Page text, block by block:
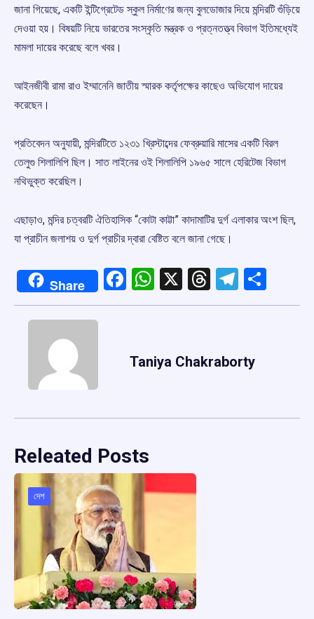
জানা গিয়েছে, একটি ইন্টিগ্রেটেড স্কুল নির্মাণের জন্য বুলডোজার দিয়ে মন্দিরটি গুঁড়িয়ে
দেওয়া হয়। বিষয়টি নিয়ে ভারতের সংস্কৃতি মন্ত্রক ও প্রত্নতত্ত্ব বিভাগ ইতিমধ্যেই
মামলা দায়ের করেছে বলে খবর।
আইনজীবী রামা রাও ইম্মানেনি জাতীয় স্মারক কর্তৃপক্ষের কাছেও অভিযোগ দায়ের
করেছেন।
প্রতিবেদন অনুযায়ী, মন্দিরটিতে ১২৩১ খ্রিস্টাব্দের ফেব্রুয়ারি মাসের একটি বিরল
তেলুগু শিলালিপি ছিল। সাত লাইনের ওই শিলালিপি ১৯৬৫ সালে হেরিটেজ বিভাগ
নথিভুক্ত করেছিল।
এছাড়াও, মন্দির চত্বরটি ঐতিহাসিক “কোটা কাট্টা” কাদামাটির দুর্গ এলাকার অংশ ছিল,
যা প্রাচীন জলাশয় ও দুর্গ প্রাচীর দ্বারা বেষ্টিত বলে জানা গেছে।
Share Facebook
WhatsApp
X Threads
Taniya Chakraborty
Releated Posts
দেশ